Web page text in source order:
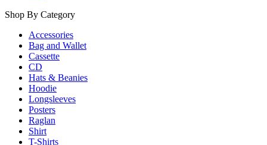
Shop By Category
Accessories
Bag and Wallet
Cassette
CD
Hats & Beanies
Hoodie
Longsleeves
Posters
Raglan
Shirt
T-Shirts